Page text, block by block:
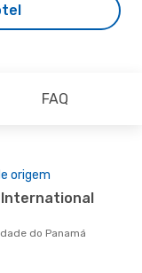
FAQ
origem